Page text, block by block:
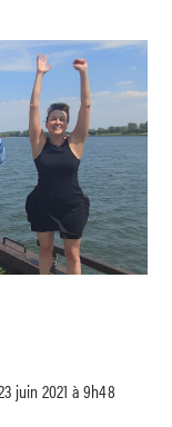
juin 2021 à 9h48